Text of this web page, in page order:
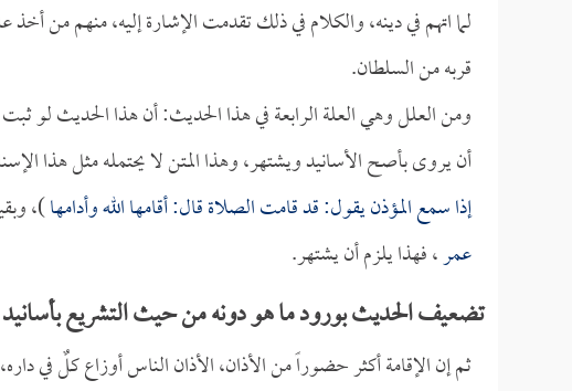
لما اتهم في دينه، والكلام في ذلك تقدمت الإشارة إليه، منهم
قربه من السلطان.
ومن العلل وهي العلة الرابعة في هذا الحديث: أن هذا الحديث لو
أن يروى بأصح الأسانيد ويشتهر، وهذا المتن لا يحتمله مثل هذا
إذا سمع المؤذن يقول: قد قامت الصلاة قال: أقامها الله وأدامها)،
عمر، فهذا يلزم أن يشتهر.
تضعيف الحديث بورود ما هو دونه من حيث التشريع
ثم إن الإقامة أكثر حضوراً من الأذان، الأذان الناس أوزاع كلٌ في